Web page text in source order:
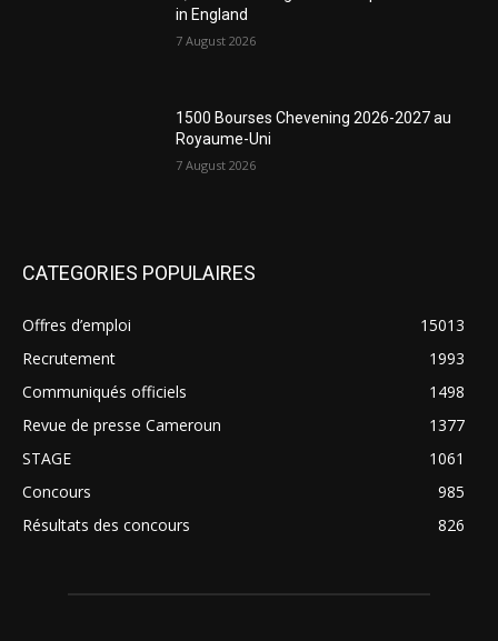
in England
7 August 2026
1500 Bourses Chevening 2026-2027 au
Royaume-Uni
7 August 2026
CATEGORIES POPULAIRES
Offres d’emploi
15013
Recrutement
1993
Communiqués officiels
1498
Revue de presse Cameroun
1377
STAGE
1061
Concours
985
Résultats des concours
826